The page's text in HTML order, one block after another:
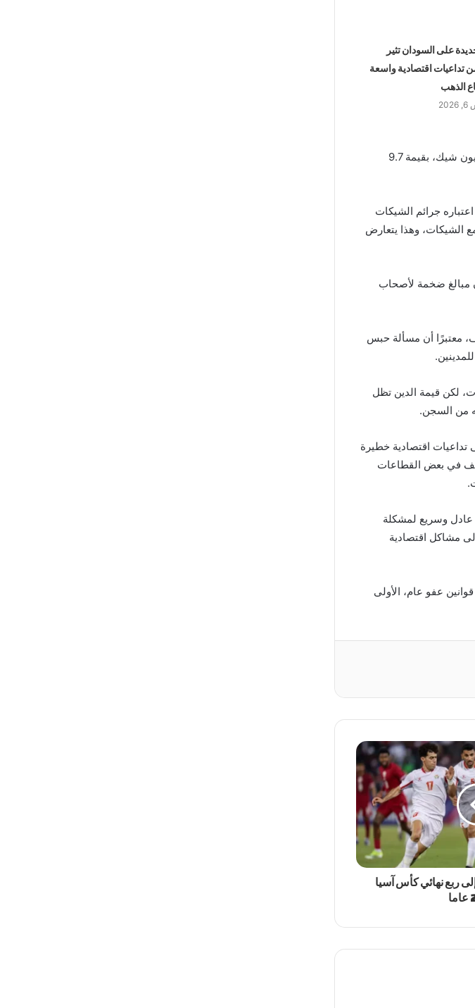
على السودان تثير
تداعيات اقتصادية واسعة
الذهب
وبحسب البيانات الرسمية، بلغ عدد الشيكات المتداولة خلال الربع الأول من هذا العام 1.6 مليون شيك، بقيمة 9.7
جرائم الشيكات
الشيكات، وهذا يتعارض
مبالغ ضخمة لأصحاب
معتبرًا أن مسألة حبس
لكن قيمة الدين تظل
من السجن.
اقتصادية خطيرة
في بعض القطاعات
عادل وسريع لمشكلة
مشاكل اقتصادية
عبد الله الثاني قوانين عفو عام، الأولى
ربع نهائي كأس آسيا